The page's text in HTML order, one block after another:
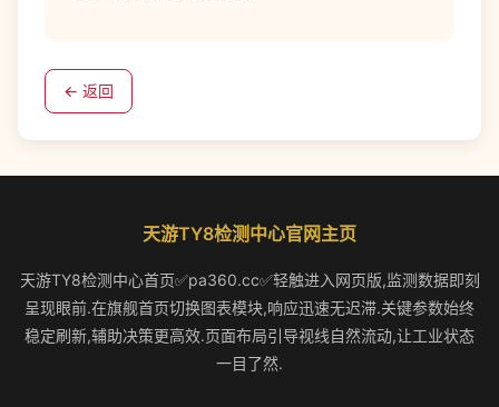
← 返回
天游TY8检测中心官网主页
天游TY8检测中心首页✅pa360.cc✅轻触进入网页版,监测数据即刻
呈现眼前.在旗舰首页切换图表模块,响应迅速无迟滞.关键参数始终
稳定刷新,辅助决策更高效.页面布局引导视线自然流动,让工业状态
一目了然.